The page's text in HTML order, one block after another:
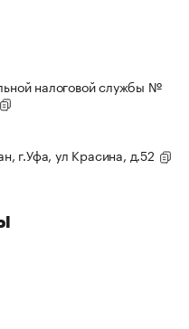
налоговой службы №
г.Уфа, ул Красина, д.52